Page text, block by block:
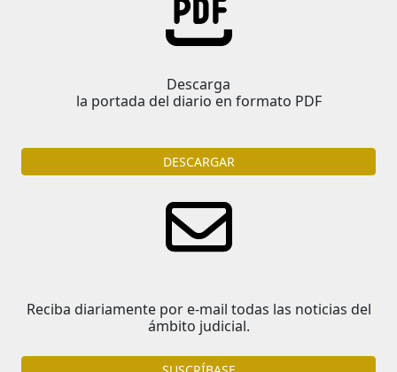
Descarga
la portada del diario en formato PDF
DESCARGAR
Reciba diariamente por e-mail todas las noticias del
ámbito judicial.